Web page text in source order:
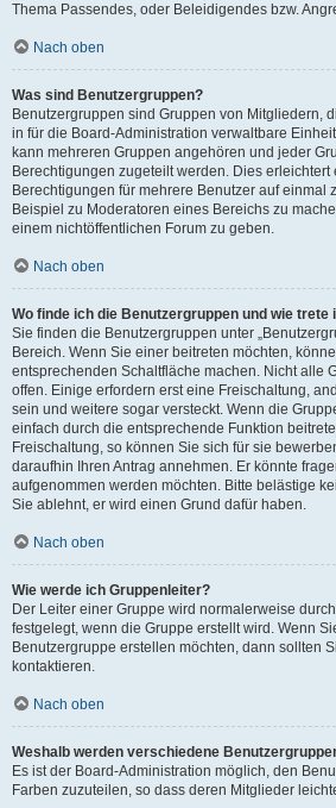
Thema Passendes, oder Beleidigendes bzw.
Nach oben
Was sind Benutzergruppen?
Benutzergruppen sind Gruppen von Mitgliedern,
in für die Board-Administration verwaltbare
kann mehreren Gruppen angehören und jeder
Berechtigungen zugeteilt werden. Dies erleichtert
Berechtigungen für mehrere Benutzer auf einmal
Beispiel zu Moderatoren eines Bereichs zu
einem nichtöffentlichen Forum zu geben.
Nach oben
Wo finde ich die Benutzergruppen und wie trete
Sie finden die Benutzergruppen unter
Bereich. Wenn Sie einer beitreten möchten,
entsprechenden Schaltfläche machen. Nicht alle
offen. Einige erfordern erst eine Freischaltung,
sein und weitere sogar versteckt. Wenn die
einfach durch die entsprechende Funktion
Freischaltung, so können Sie sich für sie
daraufhin Ihren Antrag annehmen. Er könnte
aufgenommen werden möchten. Bitte belästige
Sie ablehnt, er wird einen Grund dafür haben.
Nach oben
Wie werde ich Gruppenleiter?
Der Leiter einer Gruppe wird normalerweise
festgelegt, wenn die Gruppe erstellt wird. Wenn
Benutzergruppe erstellen möchten, dann sollten
kontaktieren.
Nach oben
Weshalb werden verschiedene
Es ist der Board-Administration möglich, den
Farben zuzuteilen, so dass deren Mitglieder